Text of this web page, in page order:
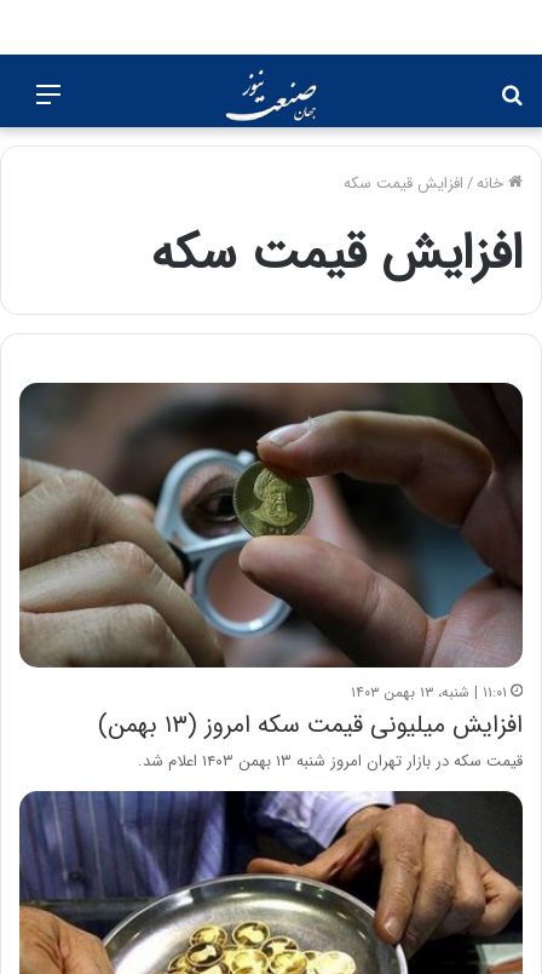
برای
خانه/افزایش قیمت سکه
افزایش قیمت سکه
۱۱:۰۱ | شنبه، ۱۳ بهمن ۱۴۰۳
افزایش میلیونی قیمت سکه امروز (۱۳ بهمن‌)
قیمت سکه در بازار تهران امروز شنبه ۱۳ بهمن ۱۴۰۳ اعلام شد.